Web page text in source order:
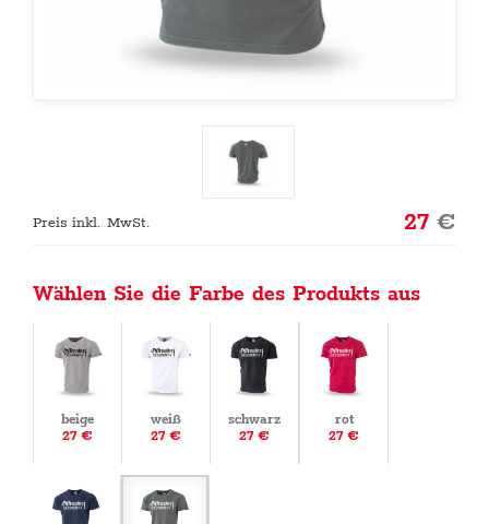
Preis inkl. MwSt. 27€
Wählen Sie die Farbe des Produkts aus
beige
27 €
weiß
27 €
schwarz
27 €
rot
27 €